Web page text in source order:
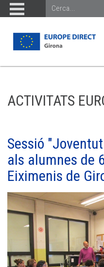
ACTIVITATS
Sessió
als alumnes de
Eiximenis de